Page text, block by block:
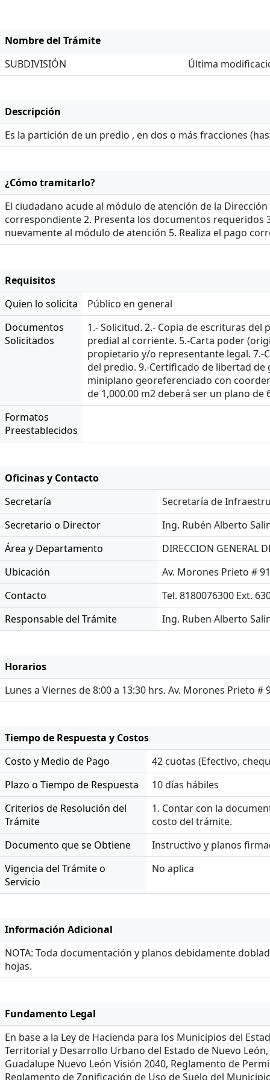
Nombre del Trámite
SUBDIVISIÓN
Última
Descripción
Es la partición de un predio , en dos o más fracciones
¿Cómo tramitarlo?
El ciudadano acude al módulo de atención de la
correspondiente 2. Presenta los documentos requeridos
nuevamente al módulo de atención 5. Realiza el pago
Requisitos
Quien lo solicita
Público en general
Documentos
Solicitados
1.- Solicitud. 2.- Copia de escrituras
predial al corriente. 5.-Carta poder
propietario y/o representante legal.
del predio. 9.-Certificado de libertad de
miniplano georeferenciado con
de 1,000.00 m2 deberá ser un plano de
Formatos
Preestablecidos
Oficinas y Contacto
Secretaría
Secretaría de
Secretario o Director
Ing. Rubén Alberto
Área y Departamento
DIRECCION GENERAL
Ubicación
Av. Morones Prieto #
Contacto
Tel. 8180076300 Ext.
Responsable del Trámite
Ing. Ruben Alberto
Horarios
Lunes a Viernes de 8:00 a 13:30 hrs. Av. Morones Prieto
Tiempo de Respuesta y Costos
Costo y Medio de Pago
42 cuotas (Efectivo,
Plazo o Tiempo de Respuesta
10 días hábiles
Criterios de Resolución del
Trámite
1. Contar con la
costo del trámite.
Documento que se Obtiene
Instructivo y planos
Vigencia del Trámite o
Servicio
No aplica
Información Adicional
NOTA: Toda documentación y planos debidamente
hojas.
Fundamento Legal
En base a la Ley de Hacienda para los Municipios del
Territorial y Desarrollo Urbano del Estado de Nuevo
Guadalupe Nuevo León Visión 2040, Reglamento de
Reglamento de Zonificación de Uso de Suelo del